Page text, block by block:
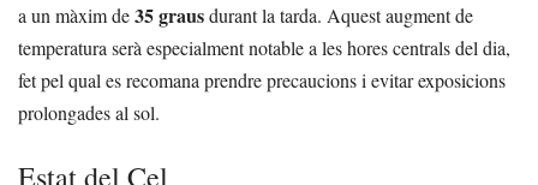
a un màxim de35 grausdurant la tarda. Aquest augment de
temperatura serà especialment notable a les hores centrals del dia,
fet pel qual es recomana prendre precaucions i evitar exposicions
prolongades al sol.
Estat del Cel